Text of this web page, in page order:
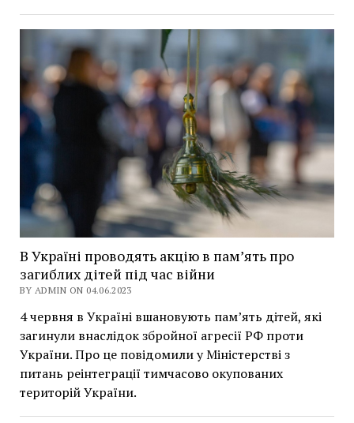
В Україні проводять акцію в пам’ять про
загиблих дітей під час війни
BY ADMIN ON 04.06.2023
4 червня в Україні вшановують пам’ять дітей, які
загинули внаслідок збройної агресії РФ проти
України. Про це повідомили у Міністерстві з
питань реінтеграції тимчасово окупованих
територій України.